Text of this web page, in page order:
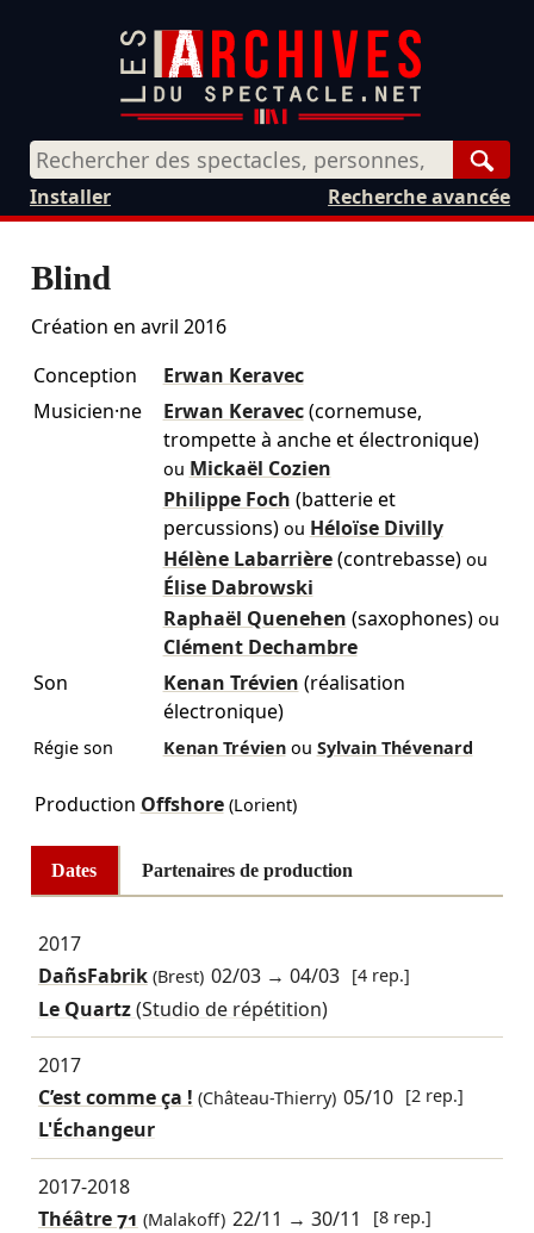
Recherche avancée
Installer
Blind
Création en avril 2016
Conception
Erwan Keravec
Musicien·ne
Erwan Keravec (cornemuse,
trompette à anche et électronique)
ou Mickaël Cozien
Philippe Foch (batterie et
percussions) ou Héloïse Divilly
Hélène Labarrière (contrebasse) ou
Élise Dabrowski
Raphaël Quenehen (saxophones) ou
Clément Dechambre
Son
Kenan Trévien (réalisation
électronique)
Régie son Kenan Trévien ou Sylvain Thévenard
Production Offshore(Lorient)
Dates Partenaires de production
2017
DañsFabrik(Brest) 02/03 →04/03 [4 rep.]
Le Quartz(Studio de répétition)
2017
C’est comme ça ! (Château-Thierry) 05/10 [2 rep.]
L'Échangeur
2017-2018
Théâtre 71 (Malakoff) 22/11 →30/11 [8 rep.]